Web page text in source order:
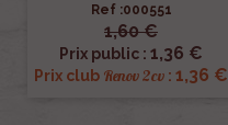
Ref :000551
1,60 €
Prix public : 1,36 €
Prix club Renov 2cv : 1,36 €